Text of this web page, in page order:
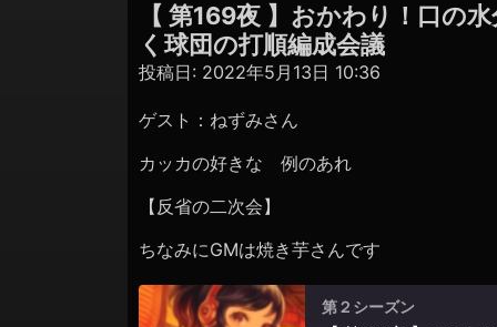
シ
ョ
【 第169夜 】おかわり！口の
く球団の打順編成会議
投稿日: 2022年5月13日 10:36
ゲスト：ねずみさん
カッカの好きな 例のあれ
【反省の二次会】
ちなみにGMは焼き芋さんです
第２シーズン